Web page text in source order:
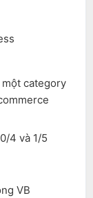
category
4 và 1/5
VB